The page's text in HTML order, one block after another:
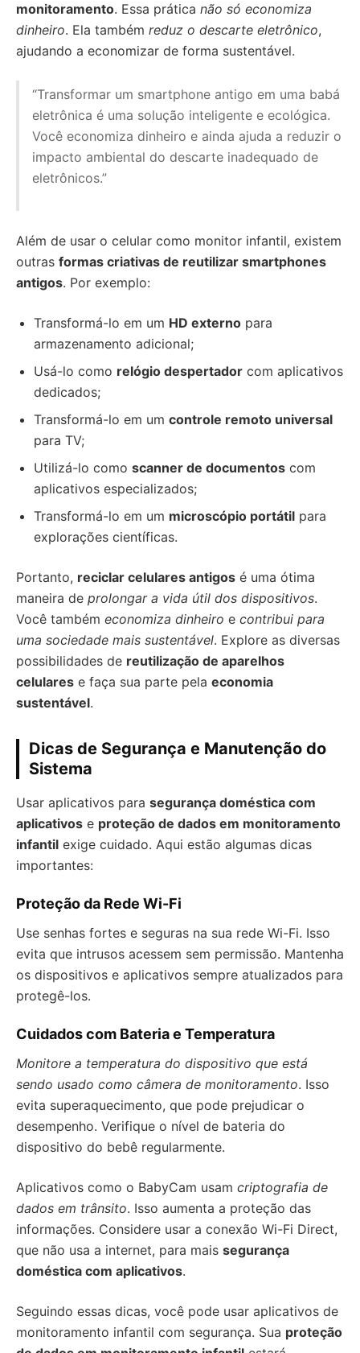
monitoramento. Essa prática não só economiza
dinheiro. Ela também reduz o descarte eletrônico,
ajudando a economizar de forma sustentável.
“Transformar um smartphone antigo em uma babá
eletrônica é uma solução inteligente e ecológica.
Você economiza dinheiro e ainda ajuda a reduzir o
impacto ambiental do descarte inadequado de
eletrônicos.”
Além de usar o celular como monitor infantil, existem
outras formas criativas de reutilizar smartphones
antigos. Por exemplo:
Transformá-lo em um HD externo para
armazenamento adicional;
Usá-lo como relógio despertador com aplicativos
dedicados;
Transformá-lo em um controle remoto universal
para TV;
Utilizá-lo como scanner de documentos com
aplicativos especializados;
Transformá-lo em um microscópio portátil para
explorações científicas.
Portanto, reciclar celulares antigos é uma ótima
maneira de prolongar a vida útil dos dispositivos.
Você também economiza dinheiro e contribui para
uma sociedade mais sustentável. Explore as diversas
possibilidades de reutilização de aparelhos
celulares e faça sua parte pela economia
sustentável.
Dicas de Segurança e Manutenção do
Sistema
Usar aplicativos para segurança doméstica com
aplicativos e proteção de dados em monitoramento
infantil exige cuidado. Aqui estão algumas dicas
importantes:
Proteção da Rede Wi-Fi
Use senhas fortes e seguras na sua rede Wi-Fi. Isso
evita que intrusos acessem sem permissão. Mantenha
os dispositivos e aplicativos sempre atualizados para
protegê-los.
Cuidados com Bateria e Temperatura
Monitore a temperatura do dispositivo que está
sendo usado como câmera de monitoramento. Isso
evita superaquecimento, que pode prejudicar o
desempenho. Verifique o nível de bateria do
dispositivo do bebê regularmente.
Aplicativos como o BabyCam usam criptografia de
dados em trânsito. Isso aumenta a proteção das
informações. Considere usar a conexão Wi-Fi Direct,
que não usa a internet, para mais segurança
doméstica com aplicativos.
Seguindo essas dicas, você pode usar aplicativos de
monitoramento infantil com segurança. Sua proteção